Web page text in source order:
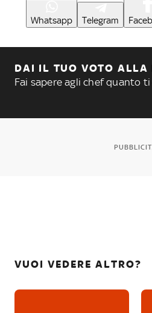
Whatsapp Telegram
DAI IL TUO VOTO ALLA
Fai sapere agli chef quanto ti
VUOI VEDERE ALTRO?